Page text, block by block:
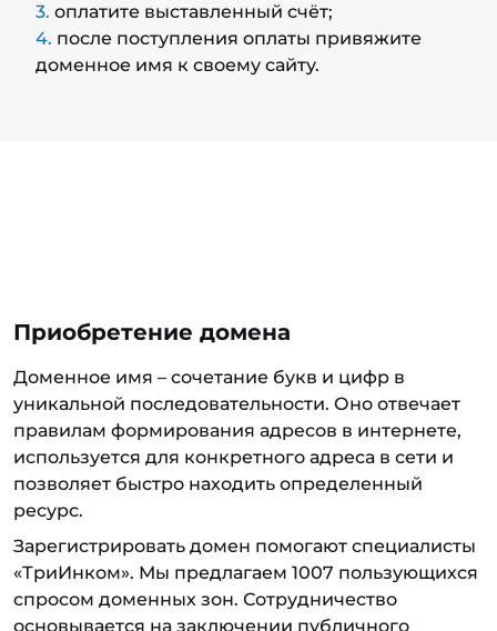
оплатите выставленный счёт;
после поступления оплаты привяжите
доменное имя к своему сайту.
Приобретение домена
Доменное имя – сочетание букв и цифр в
уникальной последовательности. Оно отвечает
правилам формирования адресов в интернете,
используется для конкретного адреса в сети и
позволяет быстро находить определенный
ресурс.
Зарегистрировать домен помогают специалисты
«ТриИнком». Мы предлагаем 1007 пользующихся
спросом доменных зон. Сотрудничество
основывается на заключении публичного